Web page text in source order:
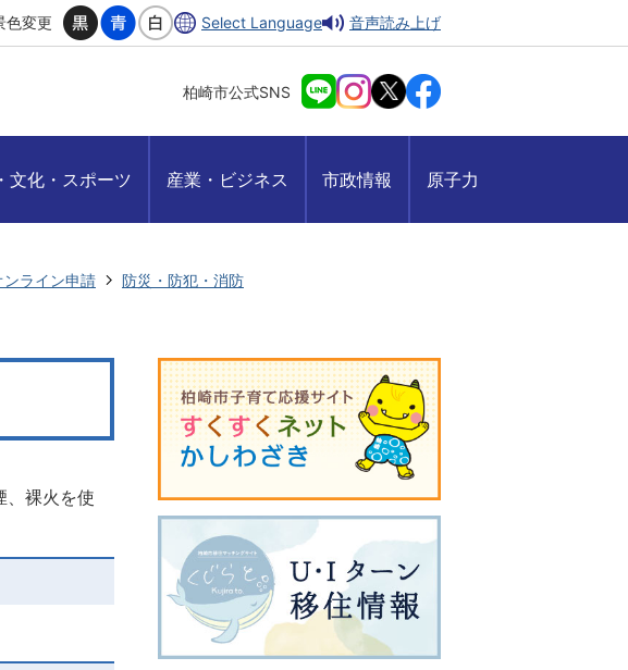
色変更 Select Language 音声読み上げ
柏崎市公式SNS
文化・スポーツ 産業・ビジネス 市政情報 原子力
ンライン申請
防災・防犯・消防
、裸火を使